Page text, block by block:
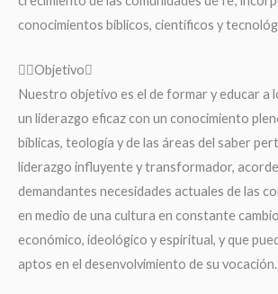
conocimientos bíblicos, científicos y
Objetivo
Nuestro objetivo es el de formar y educar a
un liderazgo eficaz con un conocimiento
bíblicas, teología y de las áreas del saber
liderazgo influyente y transformador,
demandantes necesidades actuales de las
en medio de una cultura en constante
económico, ideológico y espiritual, y que
aptos en el desenvolvimiento de su vocación.